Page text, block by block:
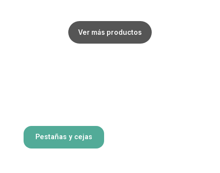
Ver más productos
Pestañas y cejas